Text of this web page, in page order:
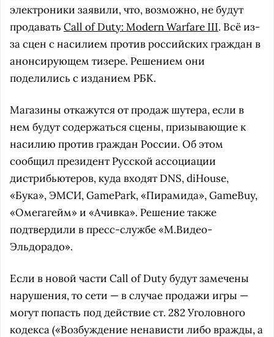
электроники заявили, что, возможно, не будут
продавать Call of Duty: Modern Warfare III. Всё из-
за сцен с насилием против российских граждан в
анонсирующем тизере. Решением они
поделились с изданием РБК.
Магазины откажутся от продаж шутера, если в
нем будут содержаться сцены, призывающие к
насилию против граждан России. Об этом
сообщил президент Русской ассоциации
дистрибьютеров, куда входят DNS, diHouse,
«Бука», ЭМСИ, GamePark, «Пирамида», GameBuy,
«Омегагейм» и «Ачивка». Решение также
подтвердили в пресс-службе «М.Видео-
Эльдорадо».
Если в новой части Call of Duty будут замечены
нарушения, то сети — в случае продажи игры —
могут попасть под действие ст. 282 Уголовного
кодекса («Возбуждение ненависти либо вражды, а